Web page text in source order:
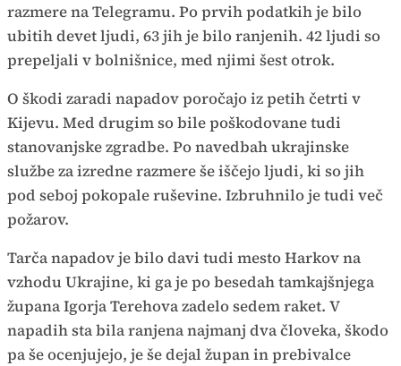
razmere na Telegramu. Po prvih podatkih je bilo
ubitih devet ljudi, 63 jih je bilo ranjenih. 42 ljudi so
prepeljali v bolnišnice, med njimi šest otrok.
O škodi zaradi napadov poročajo iz petih četrti v
Kijevu. Med drugim so bile poškodovane tudi
stanovanjske zgradbe. Po navedbah ukrajinske
službe za izredne razmere še iščejo ljudi, ki so jih
pod seboj pokopale ruševine. Izbruhnilo je tudi več
požarov.
Tarča napadov je bilo davi tudi mesto Harkov na
vzhodu Ukrajine, ki ga je po besedah tamkajšnjega
župana Igorja Terehova zadelo sedem raket. V
napadih sta bila ranjena najmanj dva človeka, škodo
pa še ocenjujejo, je še dejal župan in prebivalce